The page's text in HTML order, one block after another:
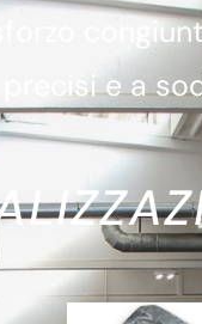
e a